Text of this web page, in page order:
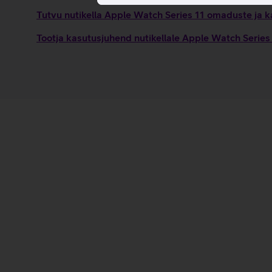
Tutvu nutikella Apple Watch Series 11 omaduste ja
Tootja kasutusjuhend nutikellale Apple Watch Series